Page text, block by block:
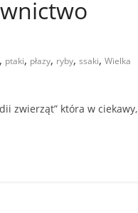
, ptaki, płazy, ryby, ssaki, Wielka
zwierząt” która w ciekawy,